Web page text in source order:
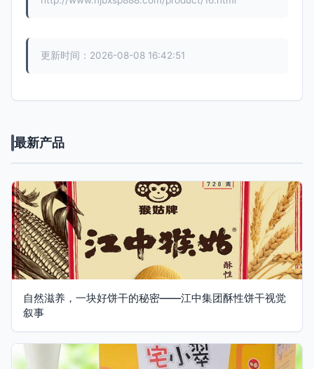
更新时间：2026-08-08 16:42:51
最新产品
自然滋养，一块好饼干的秘密——江中集团酥性饼干视觉
叙事